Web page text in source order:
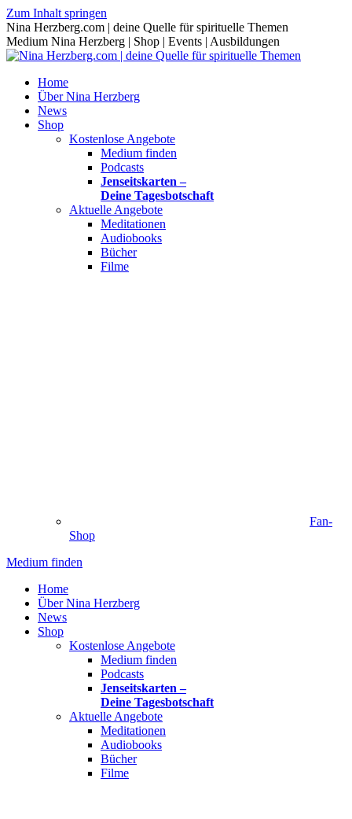
Zum Inhalt springen
Nina Herzberg.com | deine Quelle für spirituelle Themen
Medium Nina Herzberg | Shop | Events | Ausbildungen
Home
Über Nina Herzberg
News
Shop
Kostenlose Angebote
Medium finden
Podcasts
Jenseitskarten –
Deine Tagesbotschaft
Aktuelle Angebote
Meditationen
Audiobooks
Bücher
Filme
Fan-
Shop
Medium finden
Home
Über Nina Herzberg
News
Shop
Kostenlose Angebote
Medium finden
Podcasts
Jenseitskarten –
Deine Tagesbotschaft
Aktuelle Angebote
Meditationen
Audiobooks
Bücher
Filme